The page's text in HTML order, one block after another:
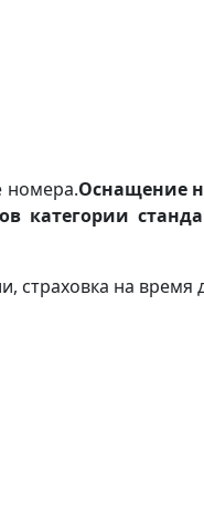
номера.Оснащение
категории
страховка на время